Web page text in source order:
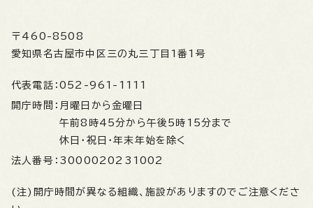
〒460-8508
愛知県名古屋市中区三の丸三丁目1番1号
代表電話： 052-961-1111
開庁時間： 月曜日から金曜日
午前8時45分から午後5時15分まで
休日・祝日・年末年始を除く
法人番号： 3000020231002
(注)開庁時間が異なる組織、施設がありますのでご注意くださ